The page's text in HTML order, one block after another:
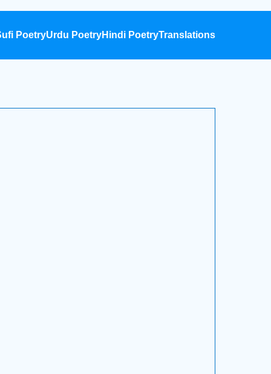
PoetryUrdu PoetryHindi PoetryTranslations